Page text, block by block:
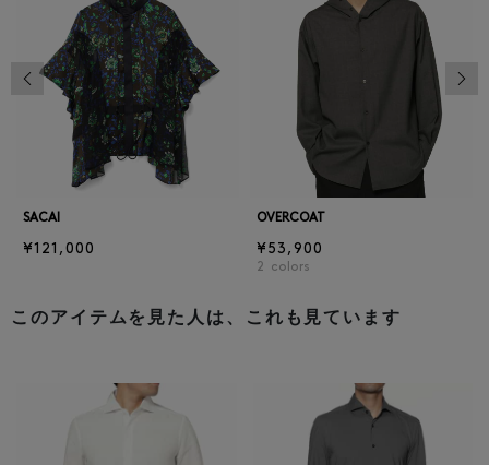
SACAI
¥121,000
OVERCOAT
¥53,900
2 colors
前の画像
このアイテムを見た人は、これも見ています